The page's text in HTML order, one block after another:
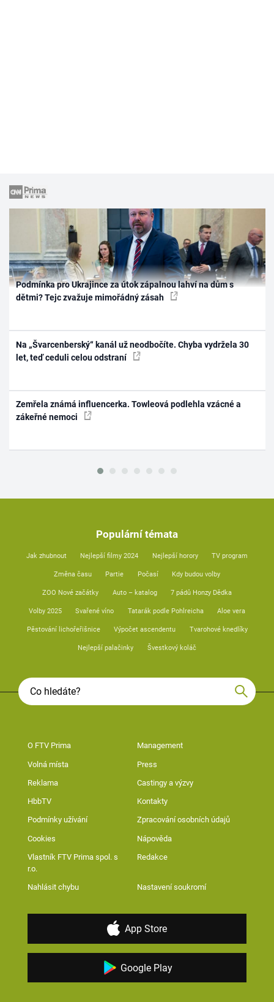
Podmínka pro Ukrajince za útok zápalnou lahví na dům s
dětmi? Tejc zvažuje mimořádný zásah
Na „Švarcenberský“ kanál už neodbočíte. Chyba vydržela 30
let, teď ceduli celou odstraní
Zemřela známá influencerka. Towleová podlehla vzácné a
zákeřné nemoci
Populární témata
Jak zhubnout Nejlepší filmy 2024 Nejlepší horory TV program
Změna času Partie Počasí Kdy budou volby
ZOO Nové začátky Auto – katalog 7 pádů Honzy Dědka
Volby 2025 Svařené víno Tatarák podle Pohlreicha Aloe vera
Pěstování lichořeřišnice Výpočet ascendentu Tvarohové knedlíky
Nejlepší palačinky Švestkový koláč
O FTV Prima Management
Volná místa Press
Reklama Castingy a výzvy
HbbTV Kontakty
Podmínky užívání Zpracování osobních údajů
Cookies Nápověda
Vlastník FTV Prima spol. s
r.o.
Redakce
Nahlásit chybu Nastavení soukromí
App Store
Google Play